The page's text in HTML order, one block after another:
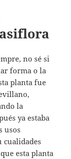
no sé si
forma o la
planta fue
la
ya estaba
usos
cualidades
esta planta